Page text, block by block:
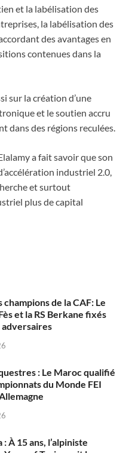
et la labélisation des
la labélisation des
des avantages en
contenues dans la
sur la création d’une
et le soutien accru
dans des régions reculées.
a fait savoir que son
industriel 2.0,
et surtout
plus de capital
champions de la CAF: Le
et la RS Berkane fixés
: Le Maroc qualifié
du Monde FEI
: À 15 ans, l’alpiniste